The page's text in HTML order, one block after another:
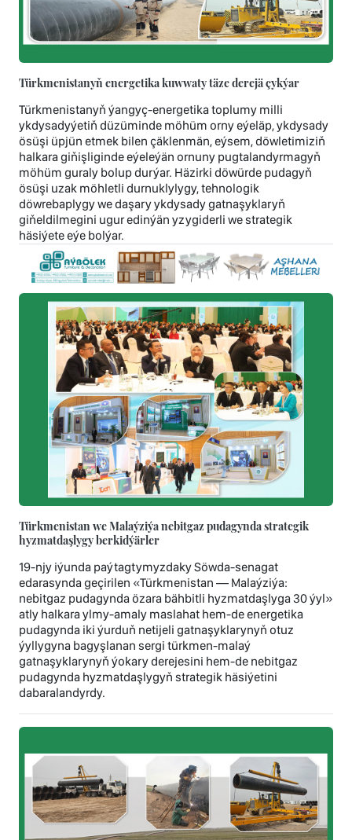
Türkmenistanyň energetika kuwwaty täze derejä çykýar
Türkmenistanyň ýangyç-energetika toplumy milli
ykdysadyýetiň düzüminde möhüm orny eýeläp, ykdysady
ösüşi üpjün etmek bilen çäklenmän, eýsem, döwletimiziň
halkara giňişliginde eýeleýän ornuny pugtalandyrmagyň
möhüm guraly bolup durýar. Häzirki döwürde pudagyň
ösüşi uzak möhletli durnuklylygy, tehnologik
döwrebaplygy we daşary ykdysady gatnaşyklaryň
giňeldilmegini ugur edinýän yzygiderli we strategik
häsiýete eýe bolýar.
Türkmenistan we Malaýziýa nebitgaz pudagynda strategik
hyzmatdaşlygy berkidýärler
19-njy iýunda paýtagtymyzdaky Söwda-senagat
edarasynda geçirilen «Türkmenistan — Malaýziýa:
nebitgaz pudagynda özara bähbitli hyzmatdaşlyga 30 ýyl»
atly halkara ylmy-amaly maslahat hem-de energetika
pudagynda iki ýurduň netijeli gatnaşyklarynyň otuz
ýyllygyna bagyşlanan sergi türkmen-malaý
gatnaşyklarynyň ýokary derejesini hem-de nebitgaz
pudagynda hyzmatdaşlygyň strategik häsiýetini
dabaralandyrdy.